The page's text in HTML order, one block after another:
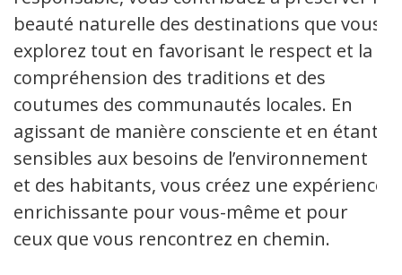
beauté naturelle des destinations que vous
explorez tout en favorisant le respect et la
compréhension des traditions et des
coutumes des communautés locales. En
agissant de manière consciente et en étant
sensibles aux besoins de l’environnement
et des habitants, vous créez une expérience
enrichissante pour vous-même et pour
ceux que vous rencontrez en chemin.